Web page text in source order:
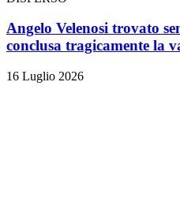
Angelo Velenosi trovato
conclusa tragicamente la
16 Luglio 2026